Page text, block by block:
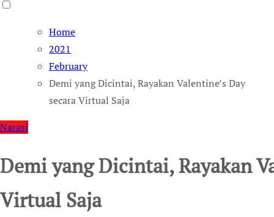
Home
2021
February
Demi yang Dicintai, Rayakan Valentine’s Day
secara Virtual Saja
Narasi
Demi yang Dicintai, Rayakan
Virtual Saja